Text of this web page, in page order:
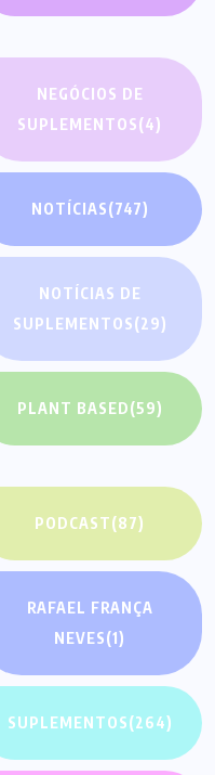
NEGÓCIOS DE
SUPLEMENTOS(4)
NOTÍCIAS(747)
NOTÍCIAS DE
SUPLEMENTOS(29)
PLANT BASED(59)
PODCAST(87)
RAFAEL FRANÇA
NEVES(1)
SUPLEMENTOS(264)